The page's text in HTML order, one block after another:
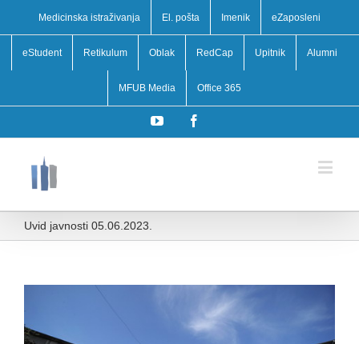
Medicinska istraživanja El. pošta Imenik eZaposleni
eStudent Retikulum Oblak RedCap Upitnik Alumni
MFUB Media Office 365
YouTube
Uvid javnosti 05.06.2023.